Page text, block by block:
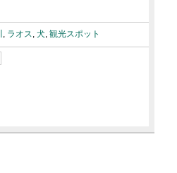
, ラオス, 犬, 観光スポット